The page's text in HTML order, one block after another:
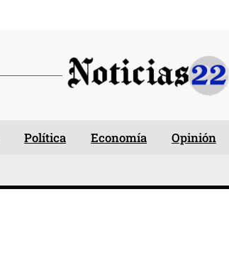
Política Economía Opinión